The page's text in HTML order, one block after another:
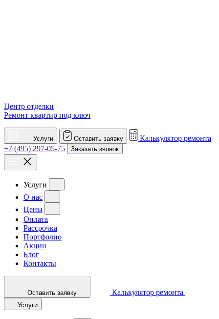
Центр отделки
Ремонт квартир под ключ
Услуги Оставить заявку
Калькулятор ремонта
+7 (495) 297-05-75
Заказать звонок
Услуги
О нас
Цены
Оплата
Рассрочка
Портфолио
Акции
Блог
Контакты
Оставить заявку Калькулятор ремонта
Услуги